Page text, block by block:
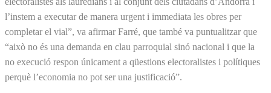
l’instem a executar de manera urgent i immediata les obres per
completar el vial”, va afirmar Farré, que també va puntualitzar que
“això no és una demanda en clau parroquial sinó nacional i que la
no execució respon únicament a qüestions electoralistes i polítiques
perquè l’economia no pot ser una justificació”.